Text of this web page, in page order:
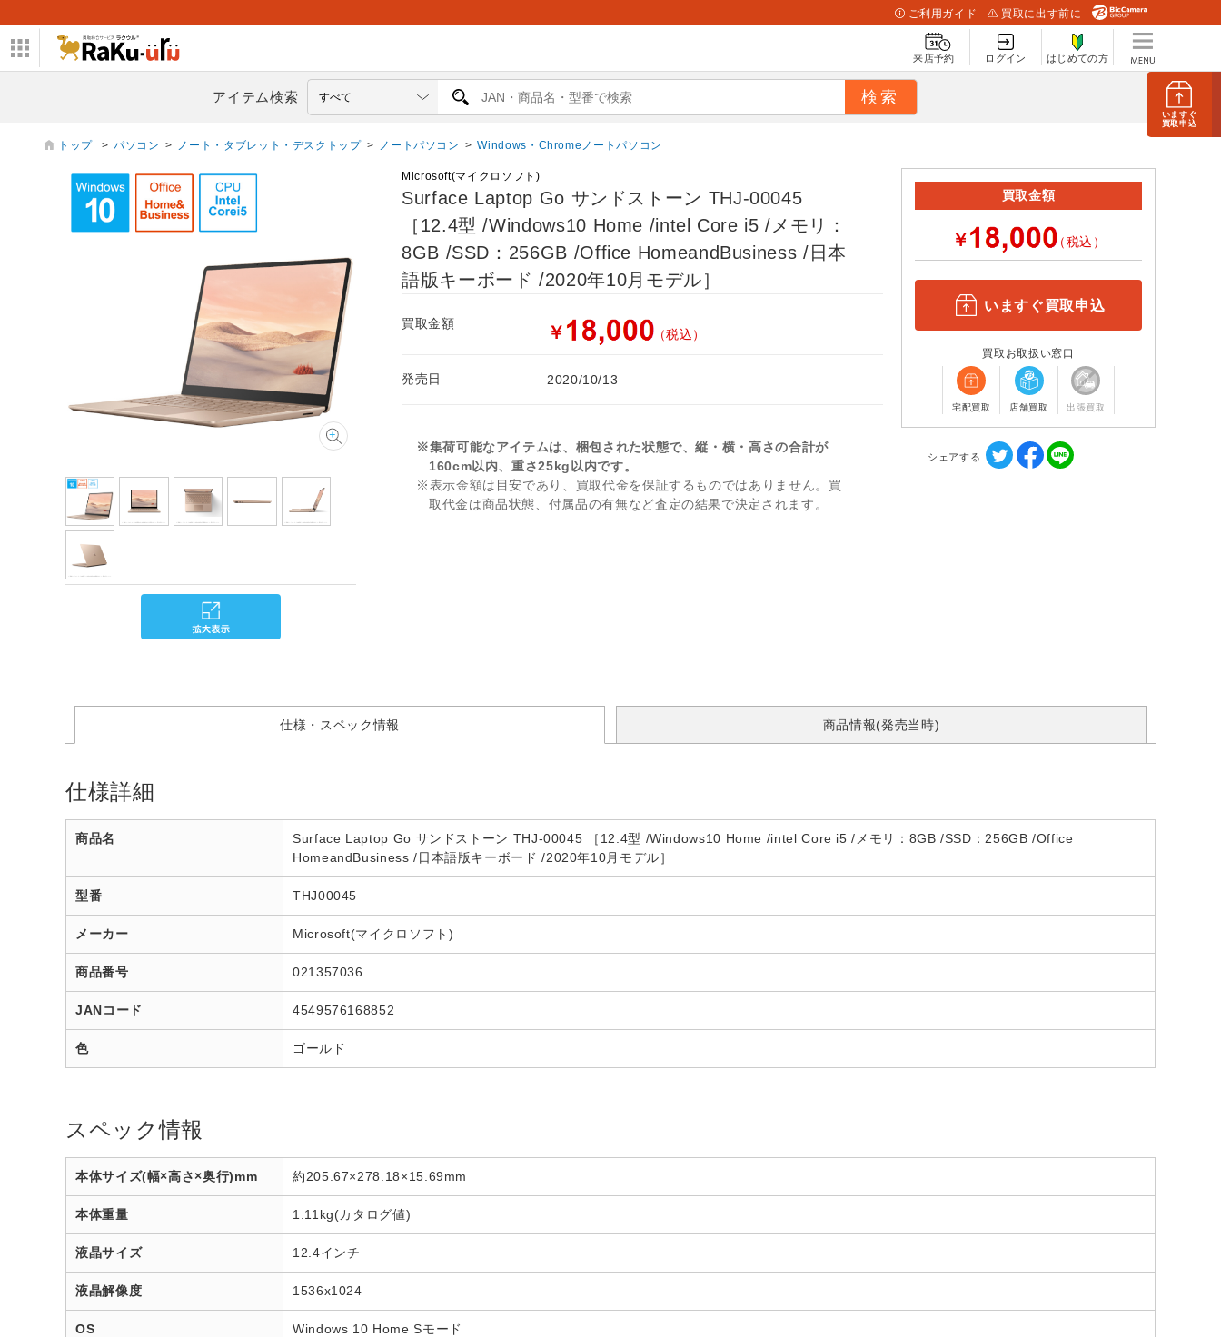
いますぐ
買取申込
ご利用ガイド 買取に出す前に
来店予約 ログイン はじめての方
アイテム検索
トップ > パソコン > ノート・タブレット・デスクトップ > ノートパソコン > Windows・Chromeノートパソコン
Microsoft(マイクロソフト)
Surface Laptop Go サンドストーン THJ-00045
［12.4型 /Windows10 Home /intel Core i5 /メモリ：
8GB /SSD：256GB /Office HomeandBusiness /日本
語版キーボード /2020年10月モデル］
買取金額 ￥ （税込）
発売日 2020/10/13
※集荷可能なアイテムは、梱包された状態で、縦・横・高さの合計が
160cm以内、重さ25kg以内です。
※表示金額は目安であり、買取代金を保証するものではありません。買
取代金は商品状態、付属品の有無など査定の結果で決定されます。
買取金額
￥ （税込）
いますぐ買取申込
買取お取扱い窓口
宅配買取 店舗買取 出張買取
シェアする
仕様・スペック情報 商品情報(発売当時)
仕様詳細
商品名
Surface Laptop Go サンドストーン THJ-00045 ［12.4型 /Windows10 Home /intel Core i5 /メモリ：8GB /SSD：256GB /Office
HomeandBusiness /日本語版キーボード /2020年10月モデル］
型番 THJ00045
メーカー Microsoft(マイクロソフト)
商品番号 021357036
JANコード 4549576168852
色 ゴールド
スペック情報
本体サイズ(幅×高さ×奥行)mm 約205.67×278.18×15.69mm
本体重量 1.11kg(カタログ値)
液晶サイズ 12.4インチ
液晶解像度 1536x1024
OS Windows 10 Home Sモード